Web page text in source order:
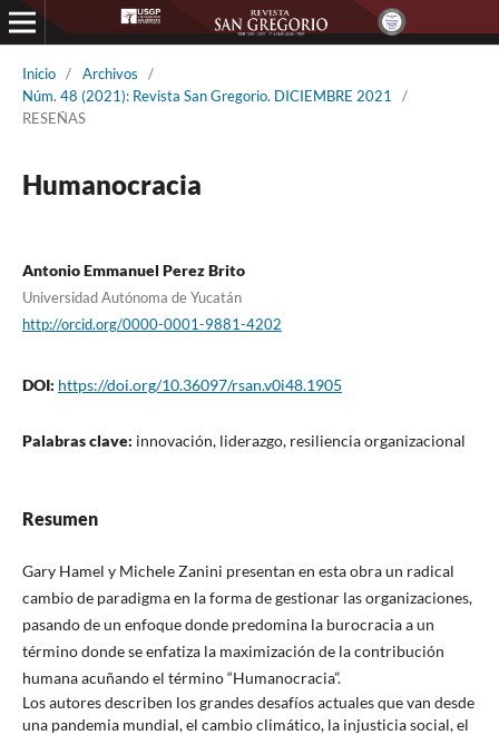
Inicio / Archivos
/
Núm. 48 (2021): Revista San Gregorio. DICIEMBRE 2021
/
RESEÑAS
Humanocracia
Antonio Emmanuel Perez Brito
Universidad Autónoma de Yucatán
http://orcid.org/0000-0001-9881-4202
DOI: https://doi.org/10.36097/rsan.v0i48.1905
Palabras clave: innovación, liderazgo, resiliencia organizacional
Resumen
Gary Hamel y Michele Zanini presentan en esta obra un radical
cambio de paradigma en la forma de gestionar las organizaciones,
pasando de un enfoque donde predomina la burocracia a un
término donde se enfatiza la maximización de la contribución
humana acuñando el término “Humanocracia”.
Los autores describen los grandes desafíos actuales que van desde
una pandemia mundial, el cambio climático, la injusticia social, el